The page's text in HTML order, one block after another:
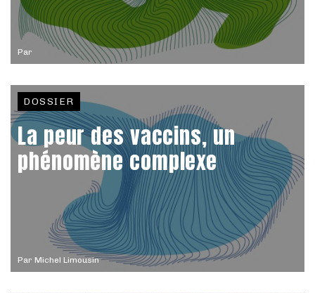
Par
Par Michel Limousin
DOSSIER
La peur des vaccins, un
phénomène complexe